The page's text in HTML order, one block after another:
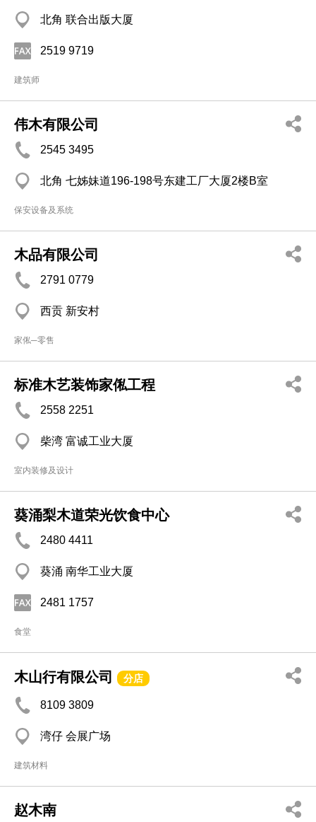
北角 联合出版大厦
2519 9719
建筑师
伟木有限公司
2545 3495
北角 七姊妹道196-198号东建工厂大厦2楼B室
保安设备及系统
木品有限公司
2791 0779
西贡 新安村
家俬─零售
标准木艺装饰家俬工程
2558 2251
柴湾 富诚工业大厦
室内装修及设计
葵涌梨木道荣光饮食中心
2480 4411
葵涌 南华工业大厦
2481 1757
食堂
木山行有限公司 分店
8109 3809
湾仔 会展广场
建筑材料
赵木南